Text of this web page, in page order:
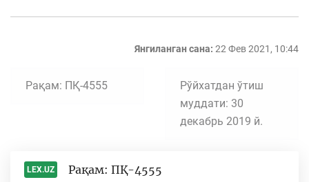
Янгиланган сана: 22 Фев 2021, 10:44
Рақам: ПҚ-4555
Рўйхатдан ўтиш
муддати: 30
декабрь 2019 й.
LEX.UZ Рақам: ПҚ-4555